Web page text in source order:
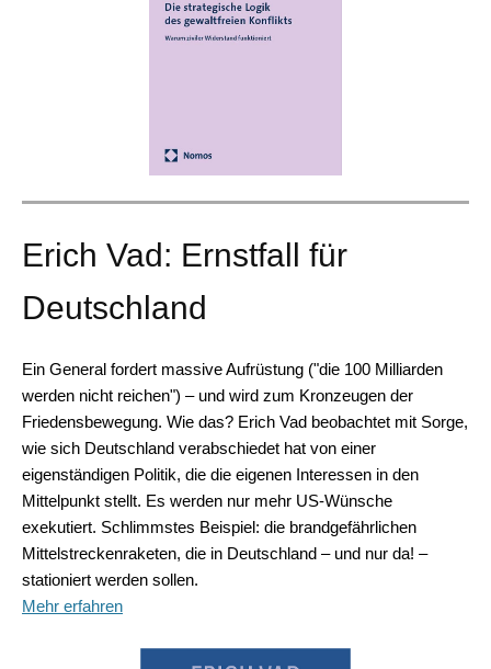
Erich Vad: Ernstfall für
Deutschland
Ein General fordert massive Aufrüstung ("die 100 Milliarden
werden nicht reichen") – und wird zum Kronzeugen der
Friedensbewegung. Wie das? Erich Vad beobachtet mit Sorge,
wie sich Deutschland verabschiedet hat von einer
eigenständigen Politik, die die eigenen Interessen in den
Mittelpunkt stellt. Es werden nur mehr US-Wünsche
exekutiert. Schlimmstes Beispiel: die brandgefährlichen
Mittelstreckenraketen, die in Deutschland – und nur da! –
stationiert werden sollen.
Mehr erfahren